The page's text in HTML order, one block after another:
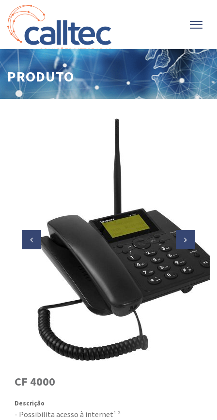
PRODUTO
CF 4000
Descrição
- Possibilita acesso à internet¹ ²